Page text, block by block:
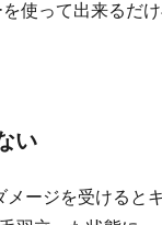
使って出来るだ
い